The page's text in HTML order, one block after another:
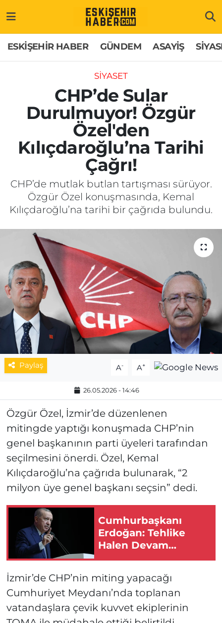
ESKİŞEHİR HABER GÜNDEM ASAYİŞ
SİYASET
CHP’de Sular
Durulmuyor! Özgür
Özel'den
Kılıçdaroğlu’na Tarihi
Çağrı!
CHP’de mutlak butlan tartışması sürüyor.
Özgür Özel konuşmasında, Kemal
Kılıçdaroğlu’na tarihi bir çağrıda bulundu.
Paylaş A- A+
26.05.2026 - 14:46
Özgür Özel, İzmir’de düzenlenen
mitingde yaptığı konuşmada CHP’nin
genel başkanının parti üyeleri tarafından
seçilmesini önerdi. Özel, Kemal
Kılıçdaroğlu’na çağrıda bulunarak, “2
milyon üye genel başkanı seçsin” dedi.
Cumhurbaşkanı
Erdoğan: Tehlike
Halen Devam
Etmektedir!
İzmir’de CHP’nin miting yapacağı
Cumhuriyet Meydanı’nda toplanan
vatandaşlara çevik kuvvet ekiplerinin
GÜNDEM
ASAYİŞ
SİYASET
EKONOMİ
EĞİTİM
SPOR
MAGAZİN
ESKİŞEHİRSPOR
Hakkımızda
İletişim
Künye
Odunpazarı Trafik Yoğunluk Haritası
Süper Lig Puan Durumu ve Fikstür
Tüm Manşetler
Son Dakika Haberleri